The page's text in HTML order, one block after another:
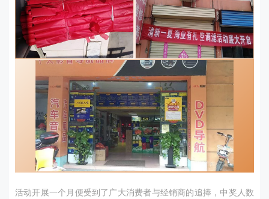
活动开展一个月便受到了广大消费者与经销商的追捧，中奖人数